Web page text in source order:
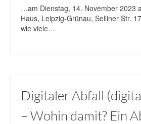
…am Dienstag, 14. November 2023
Haus, Leipzig-Grünau, Selliner Str.
wie viele…
Digitaler Abfall
– Wohin damit? Ein